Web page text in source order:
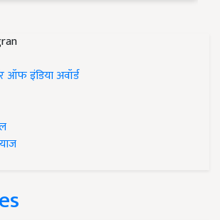
ऑफ इंडिया अवॉर्ड